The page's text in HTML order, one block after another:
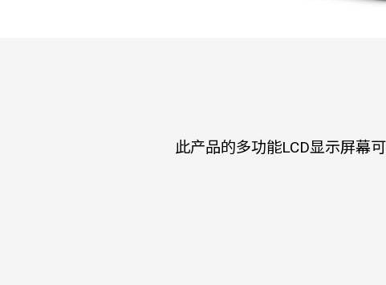
此产品的多功能LCD显示屏幕